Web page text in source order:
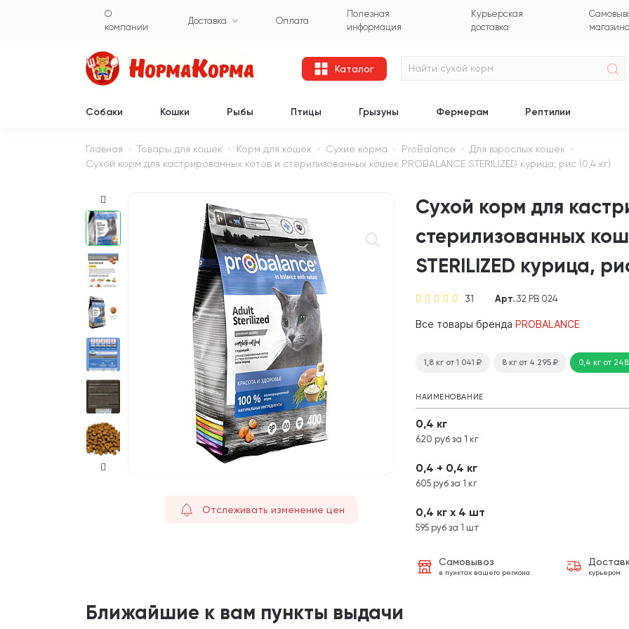
О
компании
Доставка Оплата
Полезная
информация
Курьерская
доставка
магазина
Каталог
Собаки Кошки Рыбы Птицы Грызуны Фермерам Рептилии
Главная Товары для кошек Корм для кошек Сухие корма ProBalance
Для взрослых кошек
Сухой корм для кастрированных котов и стерилизованных кошек PROBALANCE STERILIZED курица, рис (0,4 кг)
Отслеживать изменение цен
Сухой корм для
стерилизованных
STERILIZED курица,
31 Арт. 32 PB 024
Все товары бренда PROBALANCE
1,8 кг от 1 041 ₽ 8 кг от 4 295 ₽ 0,4 кг от
НАИМЕНОВАНИЕ
0,4 кг
620 руб за 1 кг
0,4 + 0,4 кг
605 руб за 1 кг
0,4 кг х 4 шт
595 руб за 1 шт
Самовывоз
в пунктах вашего региона курьером
Ближайшие к вам пункты выдачи